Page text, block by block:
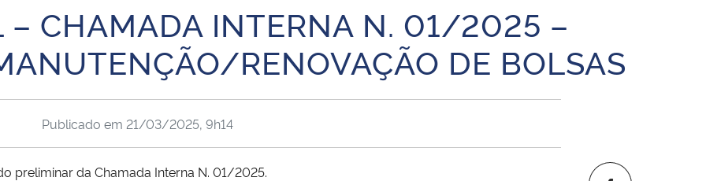
Advocacia-Geral da União Banco Central do Brasil Planalto
– CHAMADA INTERNA N. 01/2025 –
RENOVAÇÃO DE BOLSAS
Publicado em 21/03/2025, 9h14
preliminar da Chamada Interna N. 01/2025.